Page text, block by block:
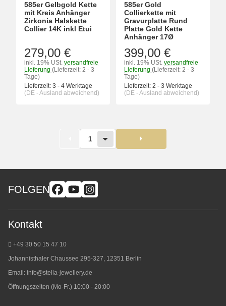
585er Gelbgold Kette
mit Kreis Anhänger
Zirkonia Halskette
Collier 14K inkl Etui
279,00 €
inkl. 19% USt. versandfreie
Lieferung (Lieferzeit: 2 - 3
Tage)
Lieferzeit: 3 - 4 Werktage
(DE - Ausland abweichend)
585er Gold
Collierkette mit
Gravurplatte Rund
Platte Gold Kette
Anhänger 17Ø
399,00 €
inkl. 19% USt. versandfreie
Lieferung (Lieferzeit: 2 - 3
Tage)
Lieferzeit: 2 - 3 Werktage
(DE - Ausland abweichend)
1
FOLGEN
Kontakt
+49 30 50 15 47 10
Johannisthaler Chaussee 295-327, 12351 Berlin
Email: info@stella-jewellery.de
Öffnungszeiten (Mo-Fr.) 10:00 - 20:00